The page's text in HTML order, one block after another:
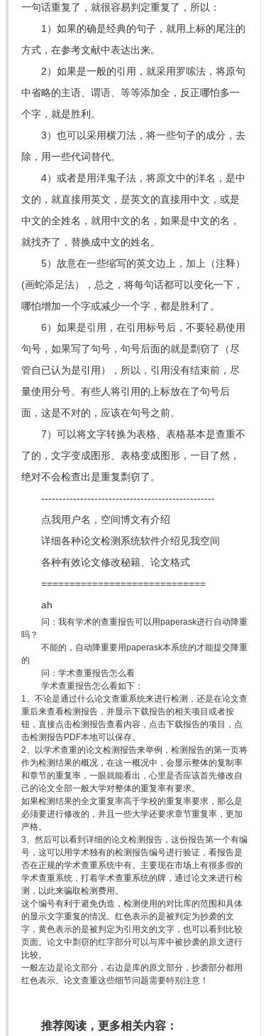
一句话重复了，就很容易判定重复了，所以：
1）如果的确是经典的句子，就用上标的尾注的
方式，在参考文献中表达出来。
2）如果是一般的引用，就采用罗嗦法，将原句
中省略的主语、谓语、等等添加全，反正哪怕多一
个字，就是胜利。
3）也可以采用横刀法，将一些句子的成分，去
除，用一些代词替代。
4）或者是用洋鬼子法，将原文中的洋名，是中
文的，就直接用英文，是英文的直接用中文，或是
中文的全姓名，就用中文的名，如果是中文的名，
就找齐了，替换成中文的姓名。
5）故意在一些缩写的英文边上，加上（注释）
(画蛇添足法），总之，将每句话都可以变化一下，
哪怕增加一个字或减少一个字，都是胜利了。
6）如果是引用，在引用标号后，不要轻易使用
句号，如果写了句号，句号后面的就是剽窃了（尽
管自已认为是引用），所以，引用没有结束前，尽
量使用分号。有些人将引用的上标放在了句号后
面，这是不对的，应该在句号之前。
7）可以将文字转换为表格、表格基本是查重不
了的，文字变成图形、表格变成图形，一目了然，
绝对不会检查出是重复剽窃了。
-------------------------------------------------
点我用户名，空间博文有介绍
详细各种论文检测系统软件介绍见我空间
各种有效论文修改秘籍、论文格式
=============================
ah
问：我有学术的查重报告可以用paperask进行自动降重
吗？
不能的，自动降重要用paperask本系统的才能提交降重
的
问：学术查重报告怎么看
学术查重报告怎么看如下：
1、不论是通过什么论文查重系统来进行检测，还是在论文查
重后来查看检测报告，并显示下载报告的相关项目或者按
钮，直接点击检测报告查看内容，点击下载报告的项目，点
击检测报告PDF本地可以保存。
2、以学术查重的论文检测报告来举例，检测报告的第一页将
作为检测结果的概况，在这一概况中，会显示整体的复制率
和章节的重复率，一眼就能看出，心里是否应该首先修改自
己的论文全部一般大学对整体的重复率有要求。
如果检测结果的全文重复率高于学校的重复率要求，那么是
必须要进行修改的，并且一些大学还要求章节重复率，更加
严格。
3、然后可以看到详细的论文检测报告，这份报告第一个有编
号，这可以用学术独有的检测报告编号进行验证，看报告是
否在正规的学术查重系统中有。主要现在市场上有很多假的
学术查重系统，打着学术查重系统的牌，通过论文来进行检
测，以此来骗取检测费用。
这个编号有利于避免伪造，检测使用的对比库的范围和具体
的显示文字重复的情况。红色表示的是被判定为抄袭的文
字，黄色表示的是被判定为引用文的文字，也可以看到比较
页面。论文中剽窃的红字部分可以与库中被抄袭的原文进行
比较。
一般左边是论文部分，右边是库的原文部分，抄袭部分都用
红色表示。论文查重这些细节问题需要特别注意！
推荐阅读，更多相关内容：